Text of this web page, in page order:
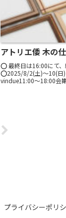
アトリエ倭 木の
⭕️ 最終日は16:00にて
⭕️2025/8/2(土)〜10(日
vindue11:00～18:00会
プライバシーポリ